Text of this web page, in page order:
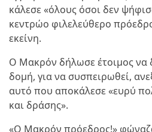
κάλεσε «όλους όσοι δεν
κεντρώο φιλελεύθερο
εκείνη.
Ο Μακρόν δήλωσε έτοιμος να
δομή, για να συσπειρωθεί,
αυτό που αποκάλεσε «ευρύ
και δράσης».
«Ο Μακρόν πρόεδρος!»